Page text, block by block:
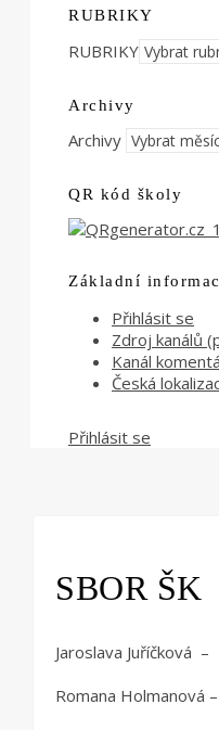
RUBRIKY
RUBRIKY
Archivy
Archivy
QR kód školy
Základní
Přihlásit se
Zdroj kanálů
Kanál
Česká
Přihlásit se
SBOR ŠK
Jaroslava Juříčková
Romana Holmanová